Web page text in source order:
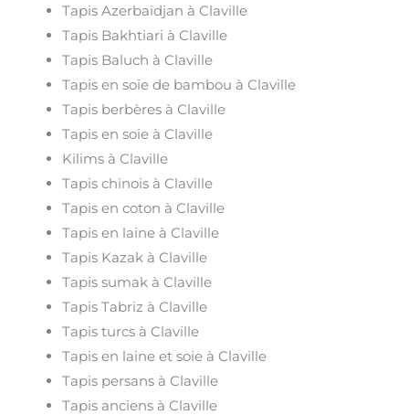
Tapis Azerbaïdjan à Claville
Tapis Bakhtiari à Claville
Tapis Baluch à Claville
Tapis en soie de bambou à Claville
Tapis berbères à Claville
Tapis en soie à Claville
Kilims à Claville
Tapis chinois à Claville
Tapis en coton à Claville
Tapis en laine à Claville
Tapis Kazak à Claville
Tapis sumak à Claville
Tapis Tabriz à Claville
Tapis turcs à Claville
Tapis en laine et soie à Claville
Tapis persans à Claville
Tapis anciens à Claville